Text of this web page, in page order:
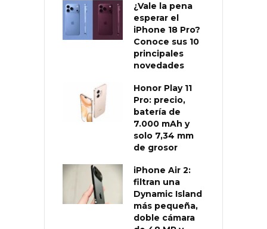
¿Vale la pena
esperar el
iPhone 18 Pro?
Conoce sus 10
principales
novedades
Honor Play 11
Pro: precio,
batería de
7.000 mAh y
solo 7,34 mm
de grosor
iPhone Air 2:
filtran una
Dynamic Island
más pequeña,
doble cámara